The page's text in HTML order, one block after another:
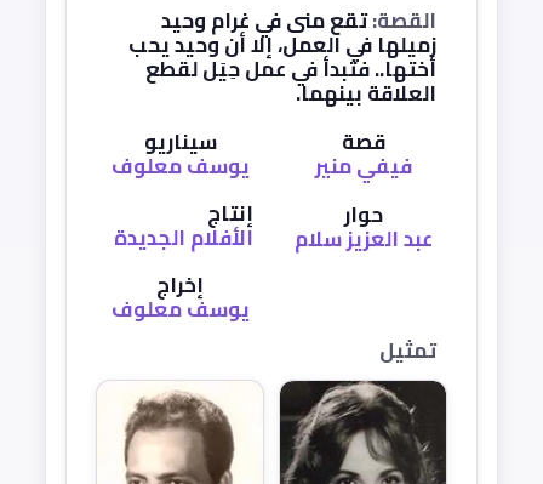
القصة:تقع منى في غرام وحيد
زميلها في العمل، إلا أن وحيد يحب
أختها.. فتبدأ في عمل حِيَل لقطع
العلاقة بينهما.
قصة
فيفي منير
سيناريو
يوسف معلوف
حوار
عبد العزيز سلام
إنتاج
الأفلام الجديدة
إخراج
يوسف معلوف
تمثيل